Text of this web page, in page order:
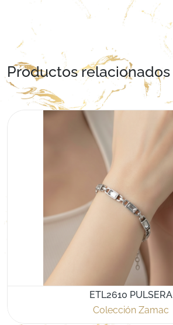
Productos relacionados
ETL2610 PULSERA
Colección Zamac